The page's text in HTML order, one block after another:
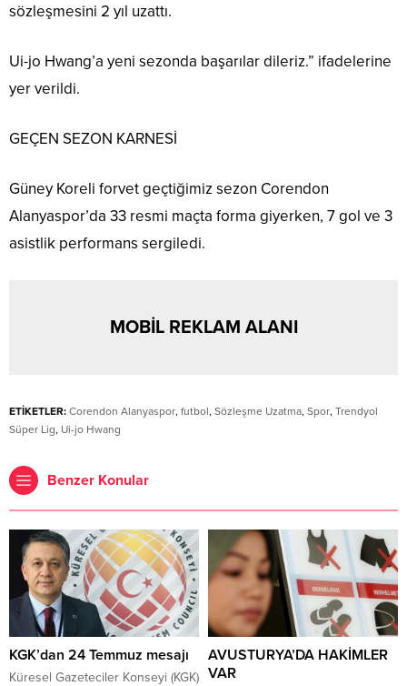
sözleşmesini 2 yıl uzattı.
Ui-jo Hwang’a yeni sezonda başarılar dileriz.” ifadelerine
yer verildi.
GEÇEN SEZON KARNESİ
Güney Koreli forvet geçtiğimiz sezon Corendon
Alanyaspor’da 33 resmi maçta forma giyerken, 7 gol ve 3
asistlik performans sergiledi.
MOBİL REKLAM ALANI
ETİKETLER: Corendon Alanyaspor, futbol, Sözleşme Uzatma, Spor, Trendyol
Süper Lig, Ui-jo Hwang
Benzer Konular
KGK’dan 24 Temmuz mesajı
Küresel Gazeteciler Konseyi (KGK)
AVUSTURYA’DA HAKİMLER
VAR